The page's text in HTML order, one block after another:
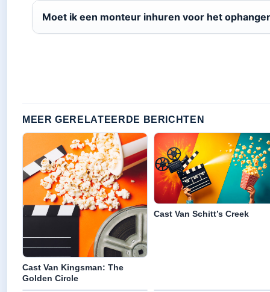
Moet ik een monteur inhuren voor het
MEER GERELATEERDE BERICHTEN
Cast Van Kingsman: The
Golden Circle
Cast Van Schitt’s Creek